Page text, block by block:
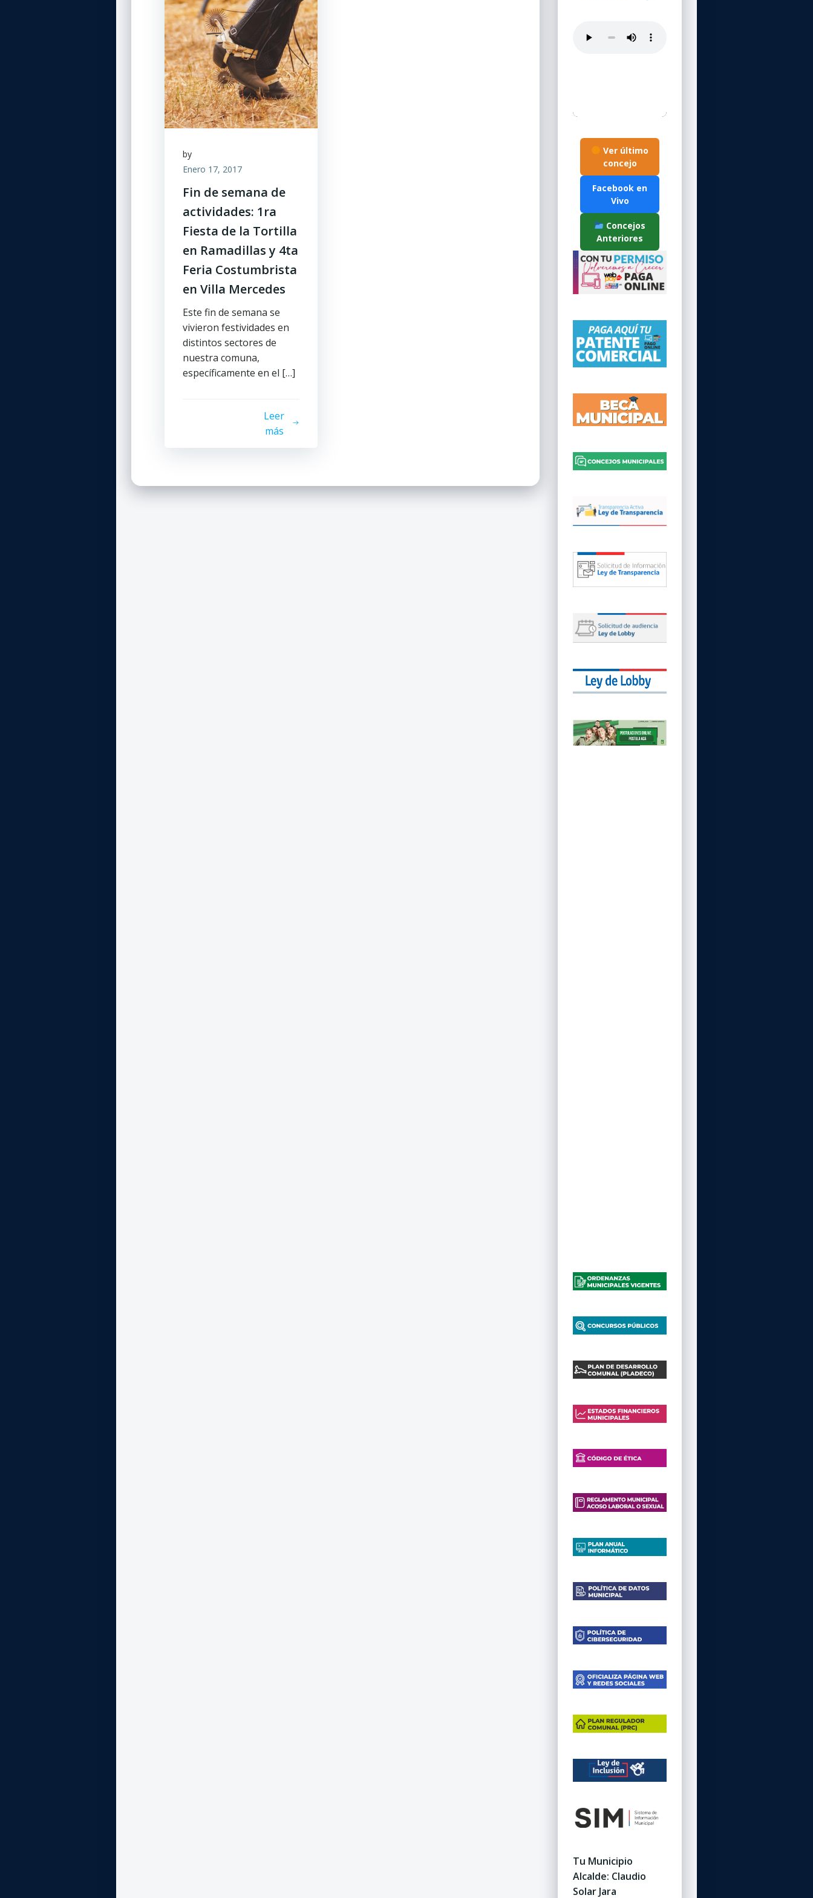
by
Enero 17, 2017
Fin de semana de
actividades: 1ra
Fiesta de la Tortilla
en Ramadillas y 4ta
Feria Costumbrista
en Villa Mercedes
Este fin de semana se
vivieron festividades en
distintos sectores de
nuestra comuna,
específicamente en el […]
Leer
más
Ver último
concejo
Facebook en
Vivo
Concejos
Anteriores
Tu Municipio
Alcalde: Claudio
Solar Jara